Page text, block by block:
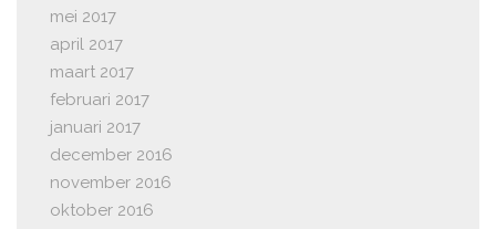
mei 2017
april 2017
maart 2017
februari 2017
januari 2017
december 2016
november 2016
oktober 2016